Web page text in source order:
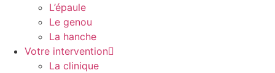
L’épaule
Le genou
La hanche
Votre intervention
La clinique